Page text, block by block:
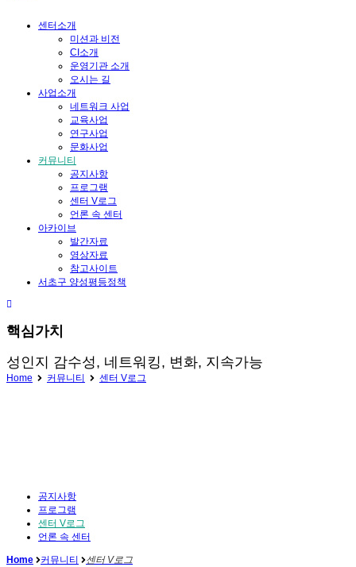
센터소개
미션과 비전
CI소개
운영기관 소개
오시는 길
사업소개
네트워크 사업
교육사업
연구사업
문화사업
커뮤니티
공지사항
프로그램
센터 V로그
언론 속 센터
아카이브
발간자료
영상자료
참고사이트
서초구 양성평등정책
핵심가치
성인지 감수성, 네트워킹, 변화, 지속가능
Home 커뮤니티 센터 V로그
공지사항
프로그램
센터 V로그
언론 속 센터
Home 커뮤니티
센터 V로그